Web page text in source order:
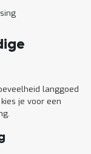
langgoed
je voor een